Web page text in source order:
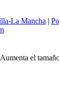
La Mancha |